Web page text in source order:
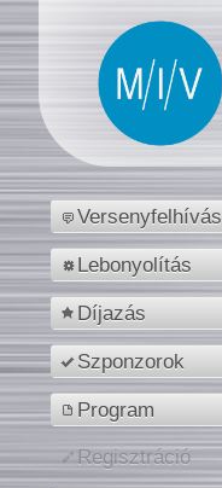
Versenyfelhívás
Lebonyolítás
Díjazás
Szponzorok
Program
Regisztráció